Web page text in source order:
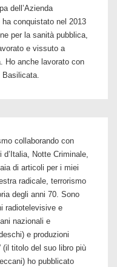
dell’Azienda
conquistato nel 2013
per la sanità pubblica,
e vissuto a
Ho anche lavorato con
collaborando con
Notte Criminale,
di articoli per i miei
radicale, terrorismo
degli anni 70. Sono
radiotelevisive e
nazionali e
e produzioni
(il titolo del suo libro più
ho pubblicato